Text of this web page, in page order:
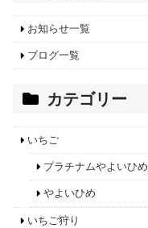
お知らせ一覧
ブログ一覧
カテゴリー
いちご
プラチナムやよいひめ
やよいひめ
いちご狩り